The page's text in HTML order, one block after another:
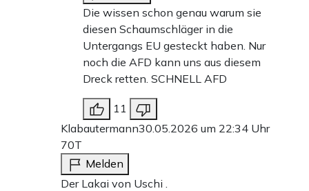
Die wissen schon genau warum sie
diesen Schaumschläger in die
Untergangs EU gesteckt haben. Nur
noch die AFD kann uns aus diesem
Dreck retten. SCHNELL AFD
11
Klabautermann30.05.2026 um 22:34 Uhr
70T
Melden
Der Lakai von Uschi .